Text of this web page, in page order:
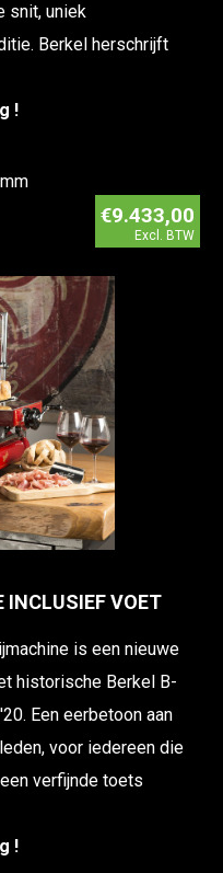
snit, uniek
Berkel herschrijft
!
€9.433,00
Excl. BTW
INCLUSIEF VOET
is een nieuwe
historische Berkel B-
Een eerbetoon aan
voor iedereen die
verfijnde toets
!